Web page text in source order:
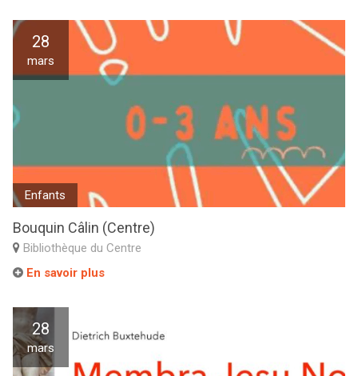
28
mars
Enfants
Bouquin Câlin (Centre)
Bibliothèque du Centre
En savoir plus
28
mars